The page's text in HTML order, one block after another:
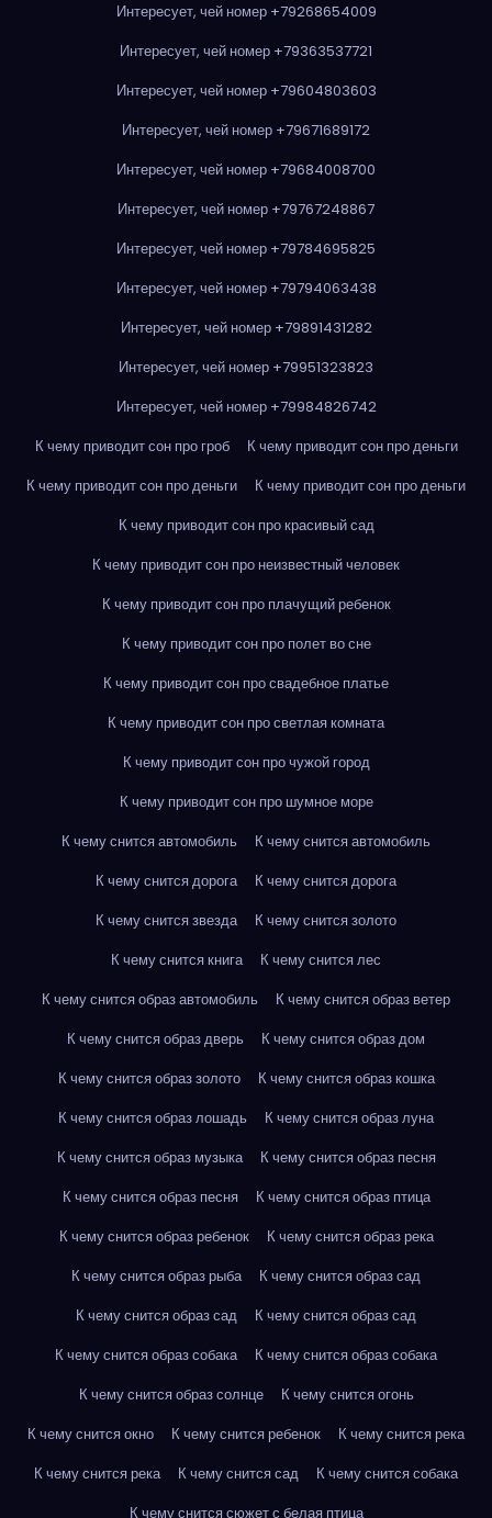
Интересует, чей номер +79268654009
Интересует, чей номер +79363537721
Интересует, чей номер +79604803603
Интересует, чей номер +79671689172
Интересует, чей номер +79684008700
Интересует, чей номер +79767248867
Интересует, чей номер +79784695825
Интересует, чей номер +79794063438
Интересует, чей номер +79891431282
Интересует, чей номер +79951323823
Интересует, чей номер +79984826742
К чему приводит сон про гроб
К чему приводит сон про деньги
К чему приводит сон про деньги
К чему приводит сон про деньги
К чему приводит сон про красивый сад
К чему приводит сон про неизвестный человек
К чему приводит сон про плачущий ребенок
К чему приводит сон про полет во сне
К чему приводит сон про свадебное платье
К чему приводит сон про светлая комната
К чему приводит сон про чужой город
К чему приводит сон про шумное море
К чему снится автомобиль
К чему снится автомобиль
К чему снится дорога
К чему снится дорога
К чему снится звезда
К чему снится золото
К чему снится книга
К чему снится лес
К чему снится образ автомобиль
К чему снится образ ветер
К чему снится образ дверь
К чему снится образ дом
К чему снится образ золото
К чему снится образ кошка
К чему снится образ лошадь
К чему снится образ луна
К чему снится образ музыка
К чему снится образ песня
К чему снится образ песня
К чему снится образ птица
К чему снится образ ребенок
К чему снится образ река
К чему снится образ рыба
К чему снится образ сад
К чему снится образ сад
К чему снится образ сад
К чему снится образ собака
К чему снится образ собака
К чему снится образ солнце
К чему снится огонь
К чему снится окно
К чему снится ребенок
К чему снится река
К чему снится река
К чему снится сад
К чему снится собака
К чему снится сюжет с белая птица